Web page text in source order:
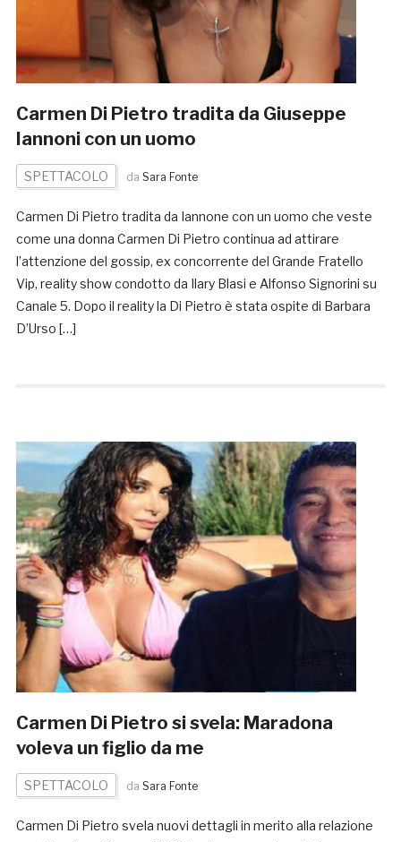
Carmen Di Pietro tradita da Giuseppe
Iannoni con un uomo
SPETTACOLO da Sara Fonte
Carmen Di Pietro tradita da Iannone con un uomo che veste
come una donna Carmen Di Pietro continua ad attirare
l’attenzione del gossip, ex concorrente del Grande Fratello
Vip, reality show condotto da Ilary Blasi e Alfonso Signorini su
Canale 5. Dopo il reality la Di Pietro è stata ospite di Barbara
D’Urso […]
Carmen Di Pietro si svela: Maradona
voleva un figlio da me
SPETTACOLO da Sara Fonte
Carmen Di Pietro svela nuovi dettagli in merito alla relazione